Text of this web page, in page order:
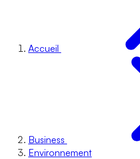
Accueil
Business
Environnement